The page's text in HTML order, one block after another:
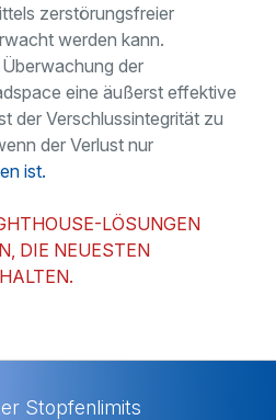
zerstörungsfreier
werden kann.
der
eine äußerst effektive
der Verschlussintegrität zu
der Verlust nur
ist.
LÖSUNGEN
DIE NEUESTEN
Stopfenlimits